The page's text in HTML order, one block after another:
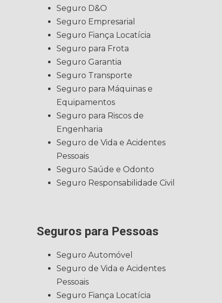
Seguro D&O
Seguro Empresarial
Seguro Fiança Locatícia
Seguro para Frota
Seguro Garantia
Seguro Transporte
Seguro para Máquinas e
Equipamentos
Seguro para Riscos de
Engenharia
Seguro de Vida e Acidentes
Pessoais
Seguro Saúde e Odonto
Seguro Responsabilidade Civil
Seguros para Pessoas
Seguro Automóvel
Seguro de Vida e Acidentes
Pessoais
Seguro Fiança Locatícia